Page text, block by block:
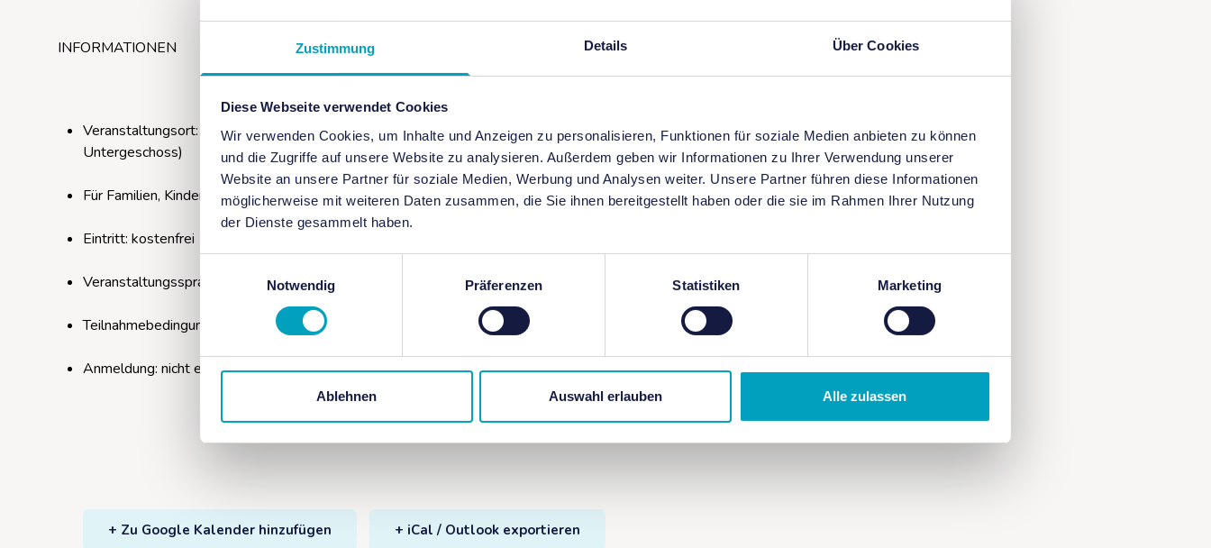
Zustimmung Details Über Cookies
Diese Webseite verwendet Cookies
Wir verwenden Cookies, um Inhalte und Anzeigen zu personalisieren, Funktionen für soziale Medien anbieten zu können
und die Zugriffe auf unsere Website zu analysieren. Außerdem geben wir Informationen zu Ihrer Verwendung unserer
Website an unsere Partner für soziale Medien, Werbung und Analysen weiter. Unsere Partner führen diese Informationen
möglicherweise mit weiteren Daten zusammen, die Sie ihnen bereitgestellt haben oder die sie im Rahmen Ihrer Nutzung
der Dienste gesammelt haben.
Notwendig
Präferenzen Statistiken Marketing
Ablehnen Auswahl erlauben Alle zulassen
INFORMATIONEN
Veranstaltungsort: Workshopbereich des Futurium-Labs (Alexanderufer2, 10117 Berlin,
Untergeschoss)
Für Familien, Kinder (ab 8 Jahre)
Eintritt: kostenfrei
Veranstaltungssprache: Deutsch
Teilnahmebedingungen: keine Vorkentnisse erforderlich
Anmeldung: nicht erforderlich
+ Zu Google Kalender hinzufügen + iCal / Outlook exportieren